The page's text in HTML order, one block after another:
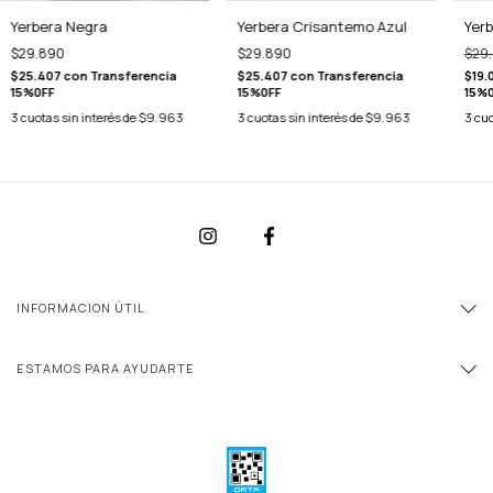
Yerbera Negra
$29.890
$25.407 con Transferencia
15%0FF
3cuotas sin interés de$9.963
Yerbera Crisantemo Azul
$29.890
$25.407 con Transferencia
15%0FF
3cuotas sin interés de$9.963
3
INFORMACION ÚTIL
ESTAMOS PARA AYUDARTE